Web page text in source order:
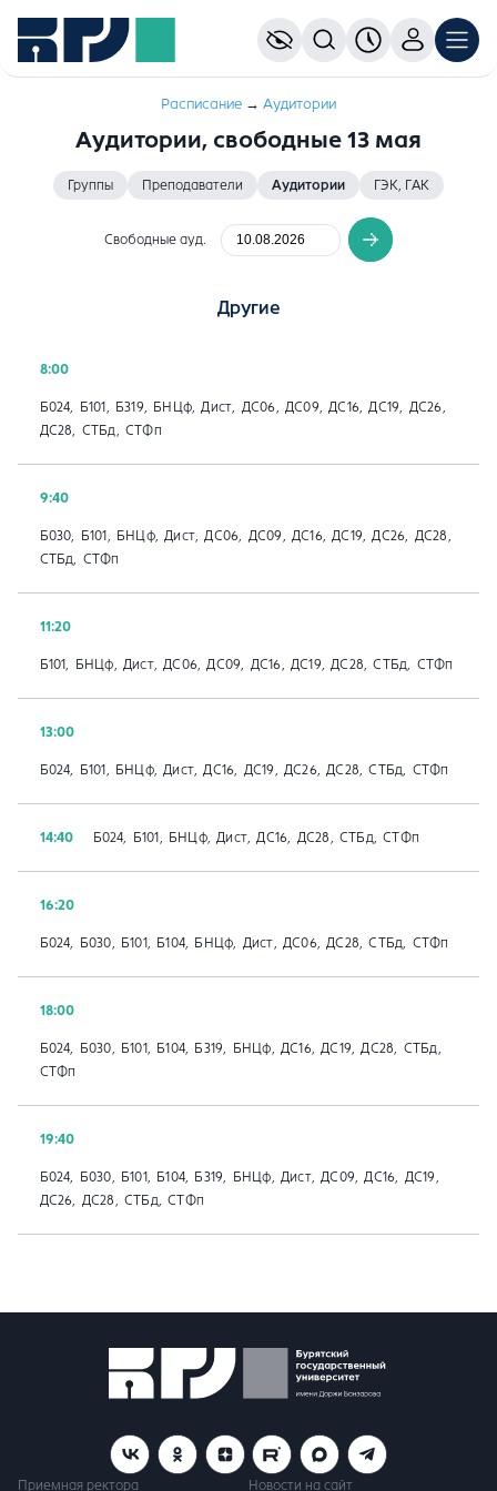
Расписание → Aудитории
Аудитории, свободные 13 мая
Группы Преподаватели Аудитории ГЭК, ГАК
Свободные ауд.
Другие
8:00
Б024, Б101, Б319, БНЦф, Дист, ДС06, ДС09, ДС16, ДС19, ДС26,
ДС28, СТБд, СТФп
9:40
Б030, Б101, БНЦф, Дист, ДС06, ДС09, ДС16, ДС19, ДС26, ДС28,
СТБд, СТФп
11:20
Б101, БНЦф, Дист, ДС06, ДС09, ДС16, ДС19, ДС28, СТБд, СТФп
13:00
Б024, Б101, БНЦф, Дист, ДС16, ДС19, ДС26, ДС28, СТБд, СТФп
14:40 Б024, Б101, БНЦф, Дист, ДС16, ДС28, СТБд, СТФп
16:20
Б024, Б030, Б101, Б104, БНЦф, Дист, ДС06, ДС28, СТБд, СТФп
18:00
Б024, Б030, Б101, Б104, Б319, БНЦф, ДС16, ДС19, ДС28, СТБд,
СТФп
19:40
Б024, Б030, Б101, Б104, Б319, БНЦф, Дист, ДС09, ДС16, ДС19,
ДС26, ДС28, СТБд, СТФп
Приемная ректора Новости на сайт